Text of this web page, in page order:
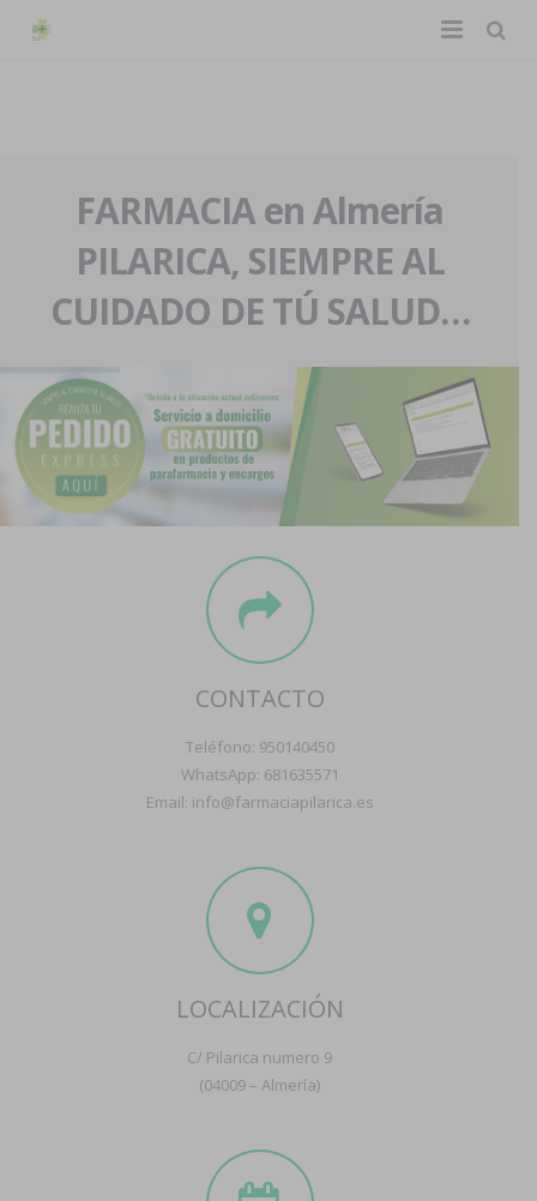
La farmacia
Nuestra historia
Nuestro equipo
Eventos
Servicios y reservas
Pedidos express
Blog
Contacto
Boletín
FARMACIA en Almería
PILARICA, SIEMPRE AL
CUIDADO DE TÚ SALUD…
CONTACTO
Teléfono: 950140450
WhatsApp: 681635571
Email: info@farmaciapilarica.es
LOCALIZACIÓN
C/ Pilarica numero 9
(04009 – Almería)